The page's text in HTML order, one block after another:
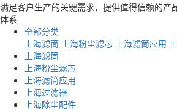
满足客户生产的关键需求，提供值得信赖的产
体系
全部分类
上海滤筒 上海粉尘滤芯 上海滤筒应用
上海滤筒
上海粉尘滤芯
上海滤筒应用
上海过滤器
上海除尘配件